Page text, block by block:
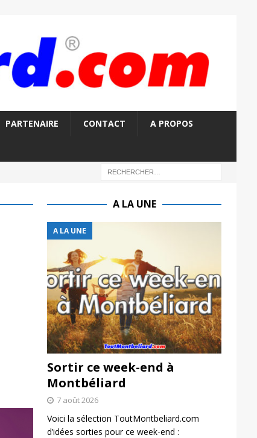
PARTENAIRE CONTACT A PROPOS
A LA UNE
A LA UNE
Sortir ce week-end à
Montbéliard
7 août 2026
Voici la sélection ToutMontbeliard.com
d’idées sorties pour ce week-end :